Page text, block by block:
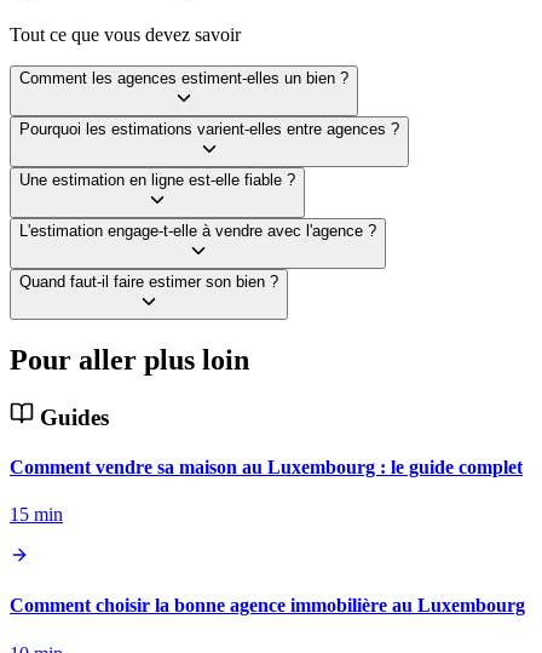
Tout ce que vous devez savoir
Comment les agences estiment-elles un bien ?
Pourquoi les estimations varient-elles entre agences ?
Une estimation en ligne est-elle fiable ?
L'estimation engage-t-elle à vendre avec l'agence ?
Quand faut-il faire estimer son bien ?
Pour aller plus loin
Guides
Comment vendre sa maison au Luxembourg : le guide complet
15 min
Comment choisir la bonne agence immobilière au Luxembourg